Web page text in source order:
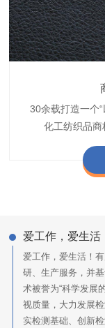
30余载打造一个
化工纺织品商
博准公司专注
纺织品商标企
博准是一家专
色不匀品质
博准致力于成
阻燃
爱工作，爱生活
爱工作，爱生活！
研、生产服务，并
术被誉为“科学发展
视质量，大力发展
实检测基础、创新